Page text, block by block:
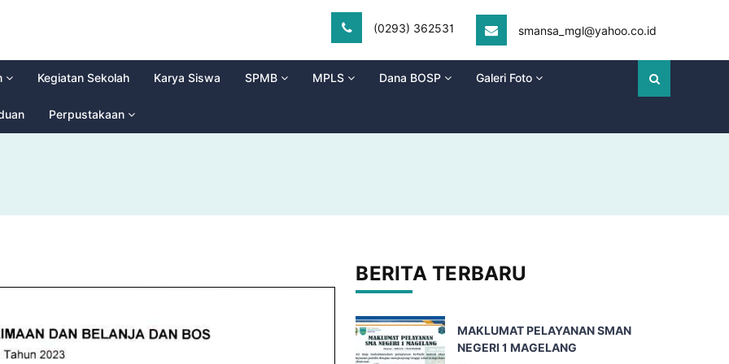
(0293) 362531 smansa_mgl@yahoo.co.id
Kegiatan Sekolah Karya Siswa SPMB MPLS Dana BOSP Galeri Foto
Perpustakaan
BERITA TERBARU
MAKLUMAT PELAYANAN SMAN
NEGERI 1 MAGELANG